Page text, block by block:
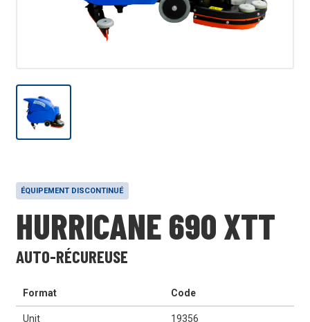
ÉQUIPEMENT DISCONTINUÉ
HURRICANE 690 XTT
AUTO-RÉCUREUSE
Format Code
Unit 19356